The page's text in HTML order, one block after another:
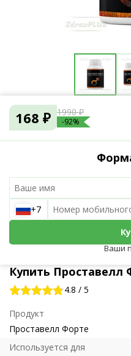
Купить Проставелл
4.8 / 5
Продукт
Проставелл Форте
Используется для
168 ₽ 1990 ₽
-92%
+7
Ваши